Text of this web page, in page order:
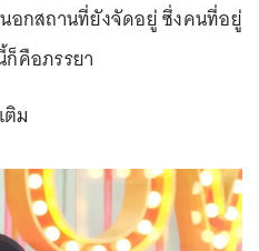
อกสถานที่ยังจัดอยู่ ซึ่งคนที่อยู่
ก็คือภรรยา
ติม